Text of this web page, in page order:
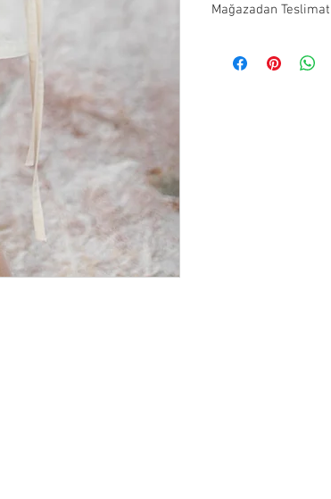
olmayan ürünler 21
verildiğinde kargo
Mağazadan Teslimat
teslim alınabilir.